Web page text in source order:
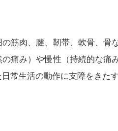
筋肉、腱、靭帯、軟骨、骨
痛み）や慢性（持続的な痛
常生活の動作に支障をきた